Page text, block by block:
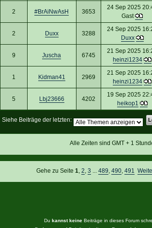
2 #BrAiNwAsH 3653
24 Sep 2025
Gast
2 Duxx 3288
24 Sep 2025
Duxx
9 Juscha 6745
21 Sep 2025
heinzi1234
1 Kidman41 2969
21 Sep 2025
heinzi1234
5 Lbj23666 4202
19 Sep 2025
heikop1
Siehe Beiträge der letzten:
Alle Zeiten sind GMT + 1
Gehe zu Seite1 ,2 ,3 ...489 ,490 ,491
Du kannst keineBeiträge in dieses Forum